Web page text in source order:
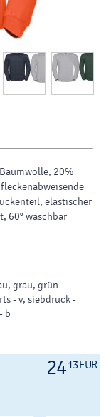
20%
elastischer
60° waschbar
grau, grün
- v, siebdruck -
b
2413 EUR